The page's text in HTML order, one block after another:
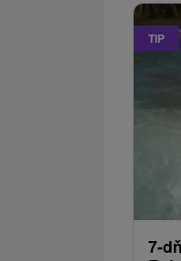
TIP
7-